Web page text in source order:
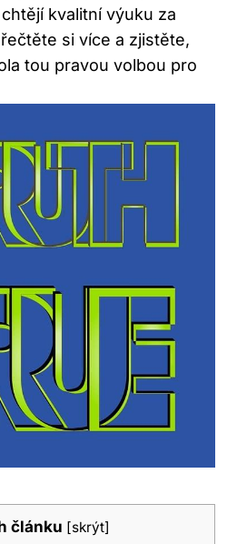
kvalitní výuku za
si více a zjistěte,
tou pravou volbou pro
článku [skrýt]